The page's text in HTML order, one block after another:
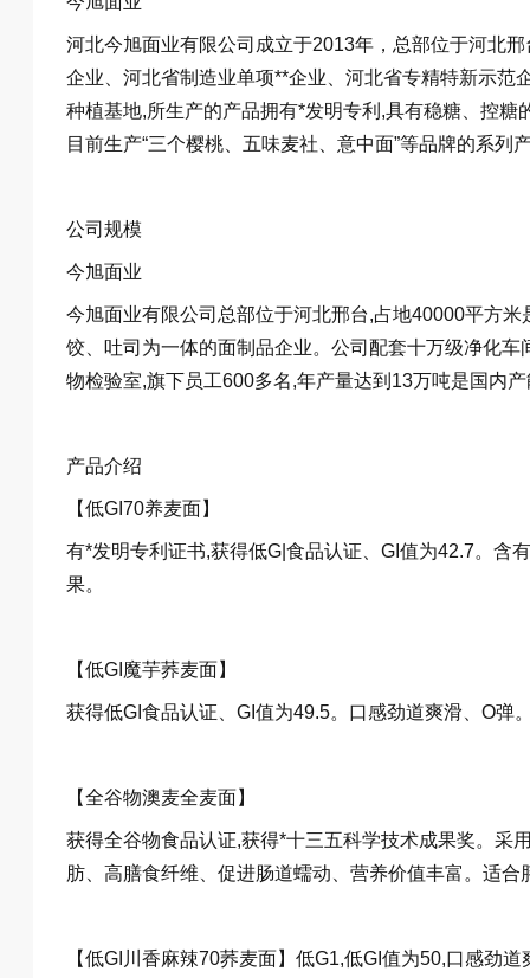
河北今旭面业有限公司成立于2013年，总部位于河北
企业、河北省制造业单项**企业、河北省专精特新示范
种植基地,所生产的产品拥有*发明专利,具有稳糖、控
目前生产“三个樱桃、五味麦社、意中面”等品牌的系列
公司规模
今旭面业
今旭面业有限公司总部位于河北邢台,占地40000平方
饺、吐司为一体的面制品企业。公司配套十万级净化
物检验室,旗下员工600多名,年产量达到13万吨是国内
产品介绍
【低GI70养麦面】
有*发明专利证书,获得低G|食品认证、GI值为42.7。含
果。
【低GI魔芋荞麦面】
获得低GI食品认证、GI值为49.5。口感劲道爽滑、O弹
【全谷物澳麦全麦面】
获得全谷物食品认证,获得*十三五科学技术成果奖。采
肪、高膳食纤维、促进肠道蠕动、营养价值丰富。适合
【低GI川香麻辣70荞麦面】低G1,低GI值为50,口感劲